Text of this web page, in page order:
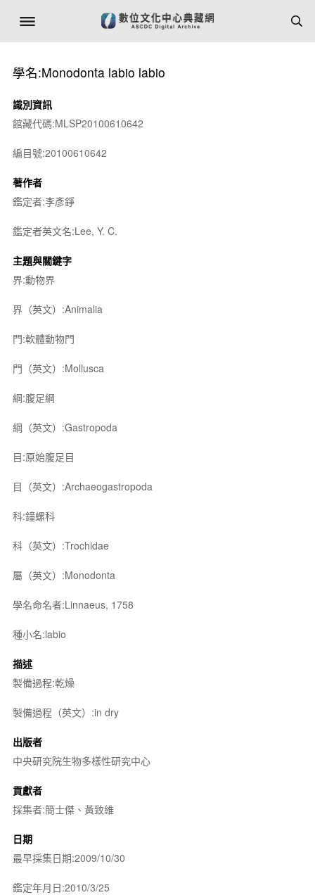
學名:Monodonta labio labio
識別資訊
館藏代碼:MLSP20100610642
編目號:20100610642
著作者
鑑定者:李彥錚
鑑定者英文名:Lee, Y. C.
主題與關鍵字
界:動物界
界（英文）:Animalia
門:軟體動物門
門（英文）:Mollusca
綱:腹足綱
綱（英文）:Gastropoda
目:原始腹足目
目（英文）:Archaeogastropoda
科:鐘螺科
科（英文）:Trochidae
屬（英文）:Monodonta
學名命名者:Linnaeus, 1758
種小名:labio
描述
製備過程:乾燥
製備過程（英文）:in dry
出版者
中央研究院生物多樣性研究中心
貢獻者
採集者:簡士傑、黃致維
日期
最早採集日期:2009/10/30
鑑定年月日:2010/3/25